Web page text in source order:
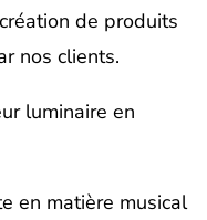
de produits
nos clients.
luminaire en
en matière musical